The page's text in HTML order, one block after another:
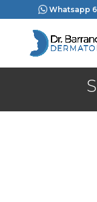
Whatsapp